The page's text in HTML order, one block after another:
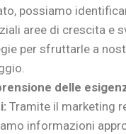
possiamo
aree di crescita e
per sfruttarle a
delle
Tramite il marketing
informazioni